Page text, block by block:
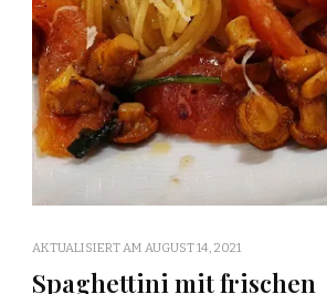
AKTUALISIERT AM AUGUST 14, 2021
Spaghettini mit frischen